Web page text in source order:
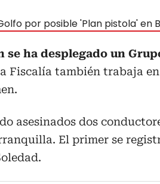
por posible 'Plan pistola' en
ha desplegado un
Fiscalía también trabaja en
asesinados dos
El primer se